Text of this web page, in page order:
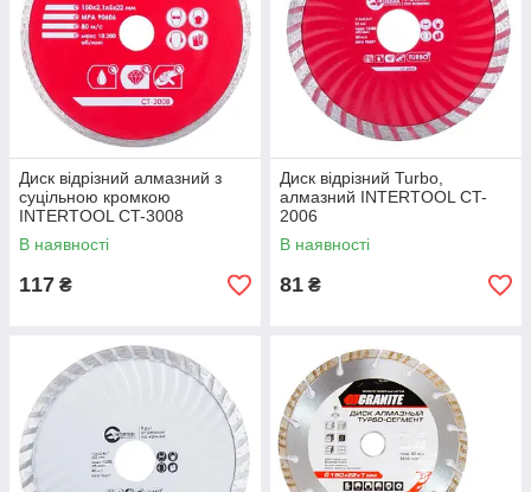
Диск відрізний алмазний з
суцільною кромкою
INTERTOOL CT-3008
В наявності
117 ₴
Диск відрізний Turbo,
алмазний INTERTOOL CT-
2006
В наявності
81 ₴